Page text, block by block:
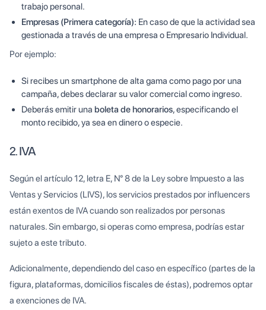
trabajo personal.
Empresas (Primera categoría): En caso de que la actividad sea
gestionada a través de una empresa o Empresario Individual.
Por ejemplo:
Si recibes un smartphone de alta gama como pago por una
campaña, debes declarar su valor comercial como ingreso.
Deberás emitir una boleta de honorarios, especificando el
monto recibido, ya sea en dinero o especie.
2. IVA
Según el artículo 12, letra E, N° 8 de la Ley sobre Impuesto a las
Ventas y Servicios (LIVS), los servicios prestados por influencers
están exentos de IVA cuando son realizados por personas
naturales. Sin embargo, si operas como empresa, podrías estar
sujeto a este tributo.
Adicionalmente, dependiendo del caso en específico (partes de la
figura, plataformas, domicilios fiscales de éstas), podremos optar
a exenciones de IVA.